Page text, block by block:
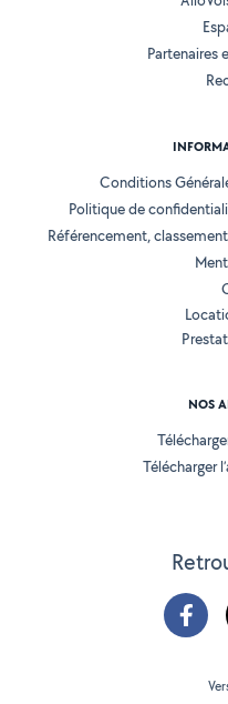
Partenaires
Conditions
Politique de
Référencement,
NOS
Télécharger